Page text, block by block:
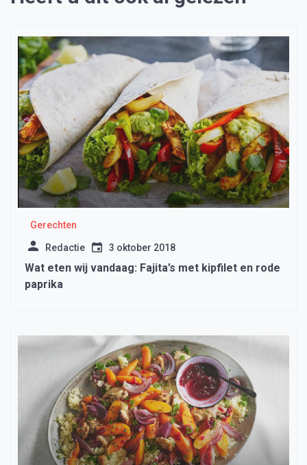
Gerechten
Redactie 3 oktober 2018
Wat eten wij vandaag: Fajita’s met kipfilet en rode
paprika